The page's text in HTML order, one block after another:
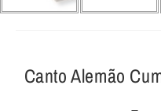
Canto Alemão